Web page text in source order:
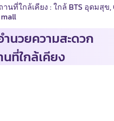
นที่ใกล้เคียง : ใกล้ BTS อุดมสุข
นวยความสะดวก
ที่ใกล้เคียง